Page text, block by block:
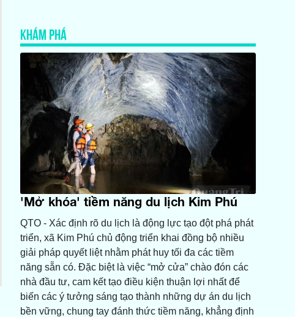
KHÁM PHÁ
'Mở khóa' tiềm năng du lịch Kim Phú
QTO - Xác định rõ du lịch là động lực tạo đột phá phát
triển, xã Kim Phú chủ động triển khai đồng bộ nhiều
giải pháp quyết liệt nhằm phát huy tối đa các tiềm
năng sẵn có. Đặc biệt là việc “mở cửa” chào đón các
nhà đầu tư, cam kết tạo điều kiện thuận lợi nhất để
biến các ý tưởng sáng tạo thành những dự án du lịch
bền vững, chung tay đánh thức tiềm năng, khẳng định